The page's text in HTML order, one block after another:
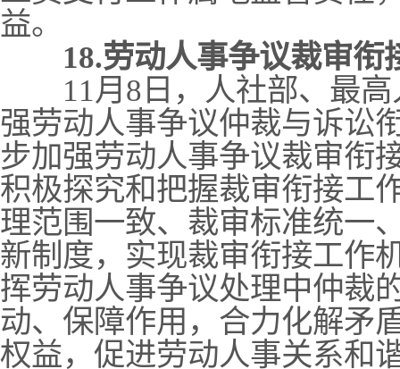
益。
18.劳动人事争议裁审衔
11月8日，人社部、最高
强劳动人事争议仲裁与诉讼
步加强劳动人事争议裁审衔
积极探究和把握裁审衔接工
理范围一致、裁审标准统一
新制度，实现裁审衔接工作
挥劳动人事争议处理中仲裁
动、保障作用，合力化解矛
权益，促进劳动人事关系和